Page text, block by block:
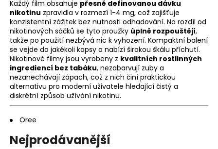
Každý film obsahuje přesně definovanou dávku
nikotinu zpravidla v rozmezí 1-4 mg, což zajišťuje
konzistentní zážitek bez nutnosti odhadování. Na rozdíl od
nikotinových sáčků se tyto proužky úplně rozpouštějí,
takže po použití nezbývá nic k vyhození. Kompaktní balení
se vejde do jakékoli kapsy a nabízí širokou škálu příchutí.
Nikotinové filmy jsou vyrobeny z kvalitních rostlinných
ingrediencí bez tabáku, nezabarvují zuby a
nezanechávají zápach, což z nich činí praktickou
alternativu pro moderní uživatele hledající čistý a
diskrétní způsob užívání nikotinu.
Oree
Nejprodávanější
e
n
a
j
í
t
?
HLEDAT